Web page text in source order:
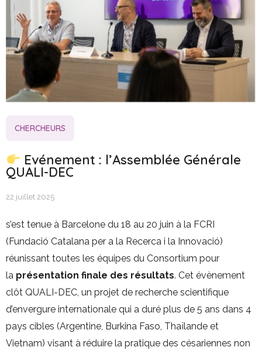
CHERCHEURS
Evénement : l’Assemblée Générale
QUALI-DEC
22 juillet 2025
s’est tenue à Barcelone du 18 au 20 juin à la FCRI
(Fundació Catalana per a la Recerca i la Innovació)
réunissant toutes les équipes du Consortium pour
la présentation finale des résultats. Cet évènement
clôt QUALI-DEC, un projet de recherche scientifique
d’envergure internationale qui a duré plus de 5 ans dans 4
pays cibles (Argentine, Burkina Faso, Thaïlande et
Vietnam) visant à réduire la pratique des césariennes non